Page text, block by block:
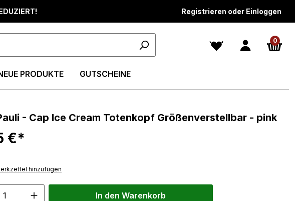
Registrieren oder Einloggen
0
PRODUKTE GUTSCHEINE
- Cap Ice Cream Totenkopf Größenverstellbar - pink
€*
hinzufügen
In den Warenkorb